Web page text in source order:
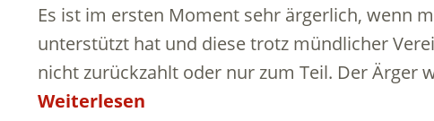
Es ist im ersten Moment sehr ärgerlich, wenn
unterstützt hat und diese trotz mündlicher
nicht zurückzahlt oder nur zum Teil. Der Ärger
Weiterlesen